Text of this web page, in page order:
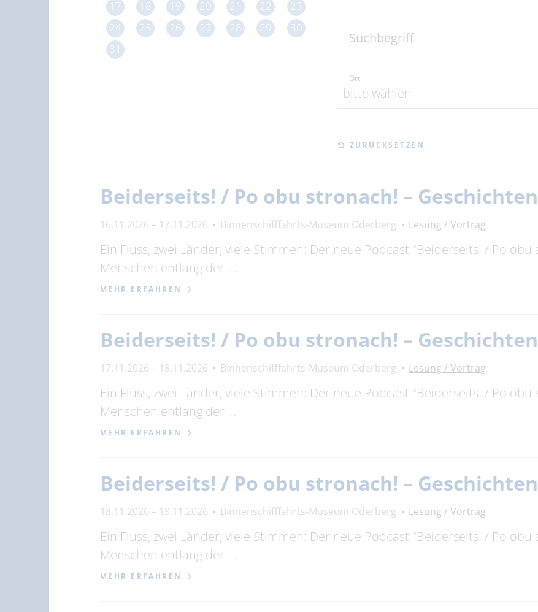
17 18 19 20 21 22
23
24
25 26 27 28 29
30
31
Suchbegriff
bitte wählen
Ort
ZURÜCKSETZEN
Beiderseits! / Po obu stronach! –
16.11.2026 – 17.11.2026 Binnenschifffahrts-Museum Oderberg Lesung / Vortrag
Ein Fluss, zwei Länder, viele Stimmen: Der neue Podcast "Beiderseits! / Po
Menschen entlang der …
MEHR ERFAHREN
Beiderseits! / Po obu stronach! –
17.11.2026 – 18.11.2026 Binnenschifffahrts-Museum Oderberg Lesung / Vortrag
Ein Fluss, zwei Länder, viele Stimmen: Der neue Podcast "Beiderseits! / Po
Menschen entlang der …
MEHR ERFAHREN
Beiderseits! / Po obu stronach! –
18.11.2026 – 19.11.2026 Binnenschifffahrts-Museum Oderberg Lesung / Vortrag
Ein Fluss, zwei Länder, viele Stimmen: Der neue Podcast "Beiderseits! / Po
Menschen entlang der …
MEHR ERFAHREN